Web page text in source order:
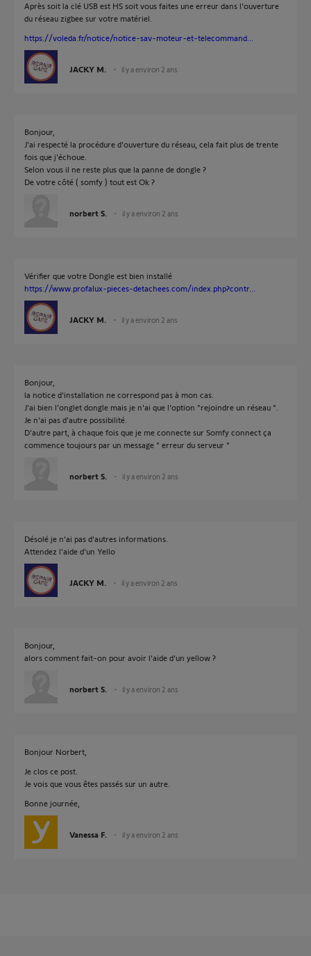
Après soit la clé USB est HS soit vous faites une erreur dans l'ouverture
du réseau zigbee sur votre matériel.
https://voleda.fr/notice/notice-sav-moteur-et-telecommand...
JACKY M. il y a environ 2 ans
Bonjour,
J'ai respecté la procédure d'ouverture du réseau, cela fait plus de trente
fois que j'échoue.
Selon vous il ne reste plus que la panne de dongle ?
De votre côté ( somfy ) tout est Ok ?
norbert S. il y a environ 2 ans
Vérifier que votre Dongle est bien installé
https://www.profalux-pieces-detachees.com/index.php?contr...
JACKY M. il y a environ 2 ans
Bonjour,
la notice d'installation ne correspond pas à mon cas.
J'ai bien l'onglet dongle mais je n'ai que l'option "rejoindre un réseau ".
Je n'ai pas d'autre possibilité.
D'autre part, à chaque fois que je me connecte sur Somfy connect ça
commence toujours par un message " erreur du serveur "
norbert S. il y a environ 2 ans
Désolé je n'ai pas d'autres informations.
Attendez l'aide d'un Yello
JACKY M. il y a environ 2 ans
Bonjour,
alors comment fait-on pour avoir l'aide d'un yellow ?
norbert S. il y a environ 2 ans
Bonjour Norbert,
Je clos ce post.
Je vois que vous êtes passés sur un autre.
Bonne journée,
Vanessa F. il y a environ 2 ans